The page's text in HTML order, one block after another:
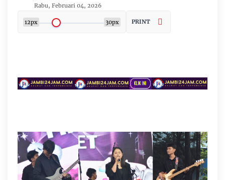
Rabu, Februari 04, 2026
12px 30px PRINT